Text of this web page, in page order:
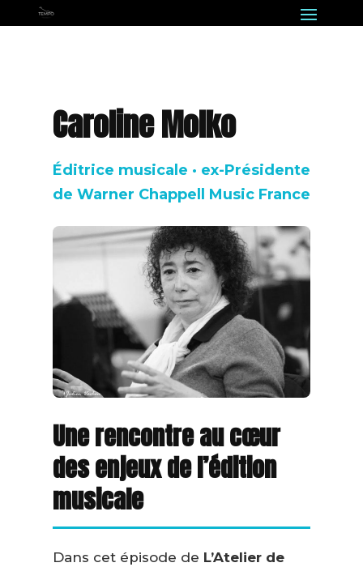
Caroline Molko
Éditrice musicale · ex-Présidente
de Warner Chappell Music France
Une rencontre au cœur
des enjeux de l’édition
musicale
Dans cet épisode de L’Atelier de